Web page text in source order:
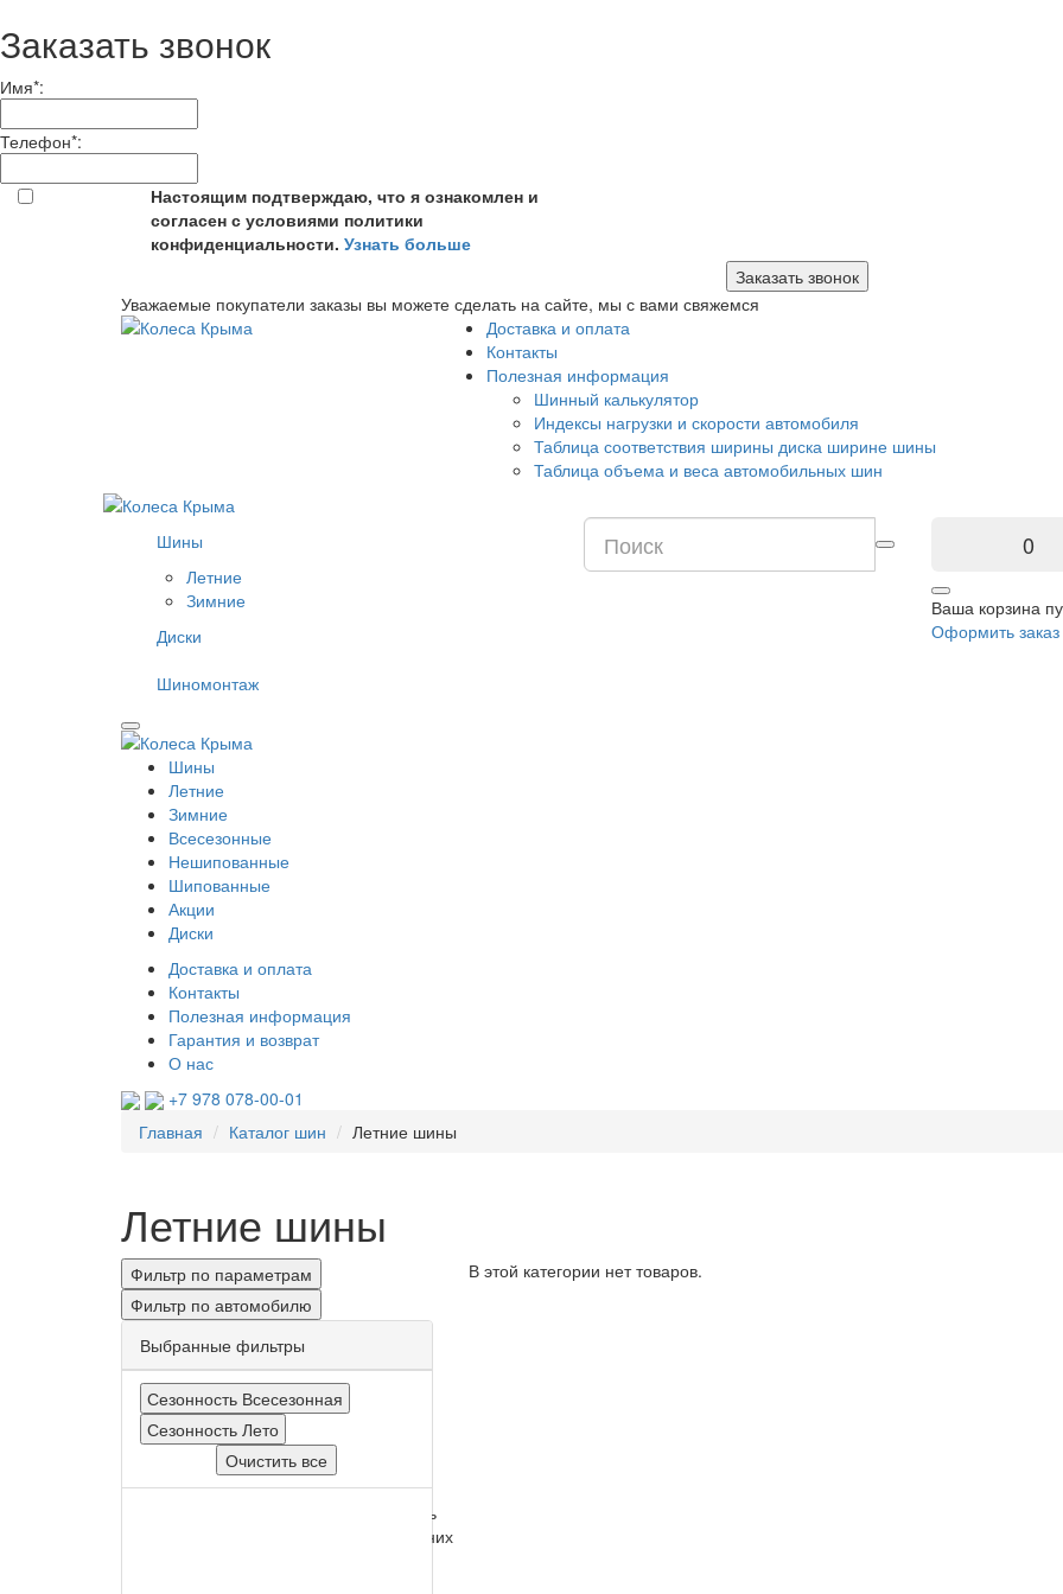
Заказать звонок
Имя*:
Телефон*:
Настоящим подтверждаю, что я ознакомлен и
согласен с условиями политики
конфиденциальности. Узнать больше
Заказать звонок
Уважаемые покупатели заказы вы можете сделать на сайте, мы с вами свяжемся
Доставка и оплата
Контакты
Полезная информация
Шинный калькулятор
Индексы нагрузки и скорости автомобиля
Таблица соответствия ширины диска ширине шины
Таблица объема и веса автомобильных шин
Шины
Летние
Зимние
Диски
Шиномонтаж
0
Ваша корзина
Оформить заказ
Шины
Летние
Зимние
Всесезонные
Нешипованные
Шипованные
Акции
Диски
Доставка и оплата
Контакты
Полезная информация
Гарантия и возврат
О нас
+7 978 078-00-01
Главная
Каталог шин Летние шины
Летние шины
Фильтр по параметрам
Фильтр по автомобилю
Выбранные фильтры
Сезонность Всесезонная
Сезонность Лето
Очистить все
Сезонность
зимних
В этой категории нет товаров.